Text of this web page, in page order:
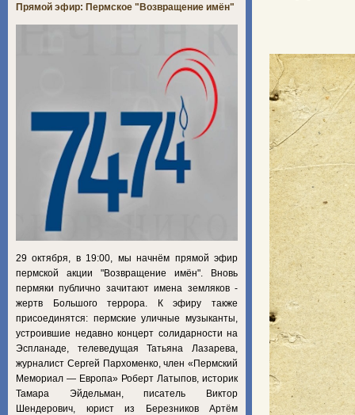
Прямой эфир: Пермское "Возвращение имён"
29 октября, в 19:00, мы начнём прямой эфир
пермской акции "Возвращение имён". Вновь
пермяки публично зачитают имена земляков -
жертв Большого террора. К эфиру также
присоединятся: пермские уличные музыканты,
устроившие недавно концерт солидарности на
Эспланаде, телеведущая Татьяна Лазарева,
журналист Сергей Пархоменко, член «Пермский
Мемориал — Европа» Роберт Латыпов, историк
Тамара Эйдельман, писатель Виктор
Шендерович, юрист из Березников Артём